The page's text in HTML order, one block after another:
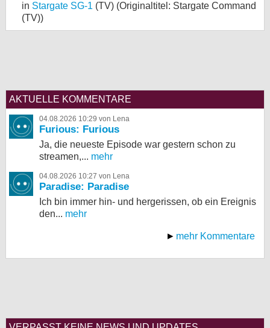
in Stargate SG-1 (TV) (Originaltitel: Stargate Command
(TV))
AKTUELLE KOMMENTARE
04.08.2026 10:29 von Lena
Furious: Furious
Ja, die neueste Episode war gestern schon zu
streamen,... mehr
04.08.2026 10:27 von Lena
Paradise: Paradise
Ich bin immer hin- und hergerissen, ob ein Ereignis
den... mehr
mehr Kommentare